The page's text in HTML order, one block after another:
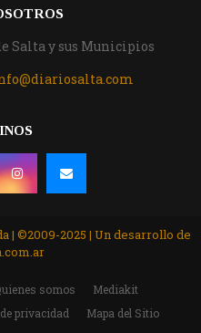
Salta y sus Municipios
| ©2009-2025 | Un desarrollo de
somos
Mediakit
privacidad
Mapa del Sitio